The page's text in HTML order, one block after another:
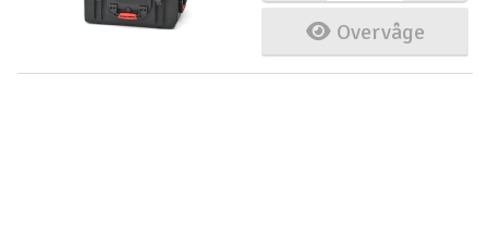
Motor & tilbehør
Outlet
Overvåge